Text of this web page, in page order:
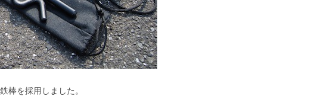
棒を採用しました。